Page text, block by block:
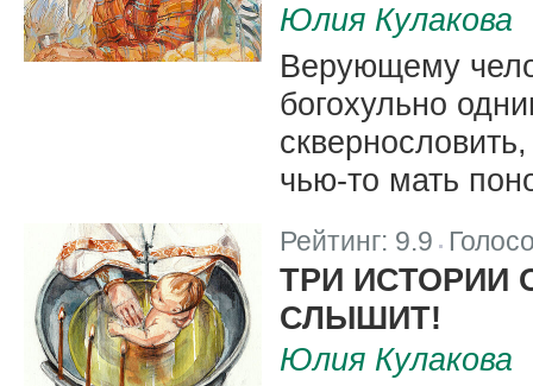
Юлия Кулакова
Верующему
богохульно
чью-то мать
Рейтинг: 9.9
ТРИ ИСТОРИИ
СЛЫШИТ!
Юлия Кулакова